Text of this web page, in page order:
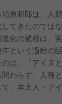
埴原和郎は、人
てきたのでは
化の過程は、
という過程の
は、「アイヌ
わらず、人種
て、本土人・ア